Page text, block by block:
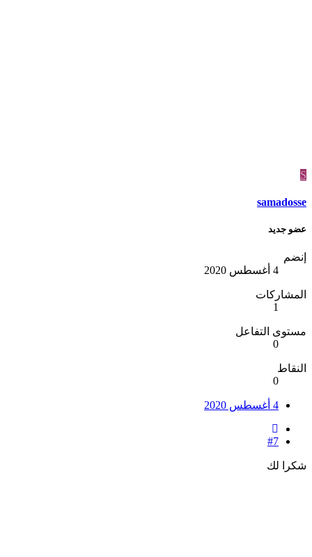
S
samadosse
عضو جديد
إنضم
4 أغسطس 2020
المشاركات
1
مستوى التفاعل
0
النقاط
0
4 أغسطس 2020
#7
شكرا لك